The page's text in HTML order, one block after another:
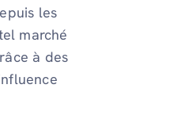
les
marché
à des